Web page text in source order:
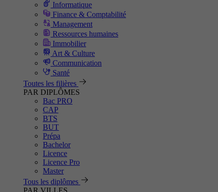
Informatique
Finance & Comptabilité
Management
Ressources humaines
Immobilier
Art & Culture
Communication
Santé
Toutes les filières
PAR DIPLÔMES
Bac PRO
CAP
BTS
BUT
Prépa
Bachelor
Licence
Licence Pro
Master
Tous les diplômes
PAR VILLES